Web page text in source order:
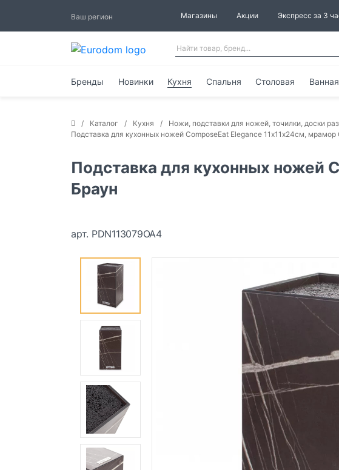
Ваш регион Магазины Акции Экспресс за 3
Бренды Новинки Кухня Спальня Столовая Ванная
Каталог Кухня Ножи, подставки для ножей, точилки, доски
Подставка для кухонных ножей ComposeEat Elegance 11х11х24см, мрамор
Подставка для кухонных ножей
Браун
арт. PDN113079OA4